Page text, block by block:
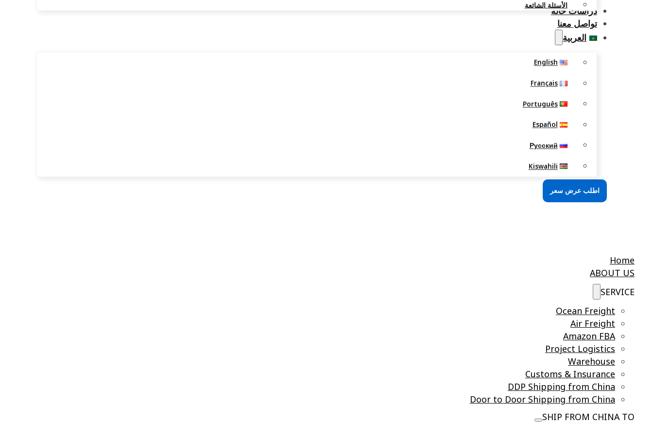
الأسئلة الشائعةدراسات حالة
تواصل معنا
العربية
English
Français
Português
Español
Русский
Kiswahili
اطلب عرض سعر
Home
ABOUT US
SERVICE
Ocean Freight
Air Freight
Amazon FBA
Project Logistics
Warehouse
Customs & Insurance
DDP Shipping from China
Door to Door Shipping from China
SHIP FROM CHINA TO